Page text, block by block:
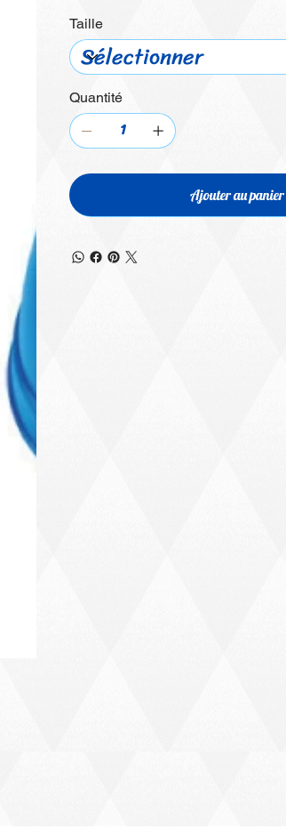
Taille
Quantité
Ajouter au panier